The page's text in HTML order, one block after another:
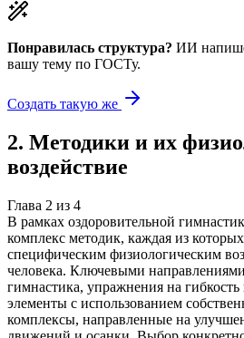
Понравилась структура? ИИ
вашу тему по ГОСТу.
Создать такую же
2. Методики и их
воздействие
Глава 2 из 4
В рамках оздоровительной
комплекс методик, каждая из
специфическим физиологическим
человека. Ключевыми
гимнастика, упражнения на
элементы с использованием
комплексы, направленные на